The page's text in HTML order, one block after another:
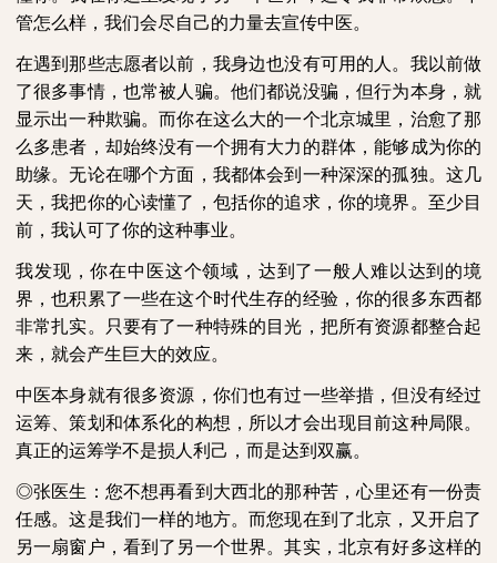
管怎么样，我们会尽自己的力量去宣传中医。
在遇到那些志愿者以前，我身边也没有可用的人。我以前做
了很多事情，也常被人骗。他们都说没骗，但行为本身，就
显示出一种欺骗。而你在这么大的一个北京城里，治愈了那
么多患者，却始终没有一个拥有大力的群体，能够成为你的
助缘。无论在哪个方面，我都体会到一种深深的孤独。这几
天，我把你的心读懂了，包括你的追求，你的境界。至少目
前，我认可了你的这种事业。
我发现，你在中医这个领域，达到了一般人难以达到的境
界，也积累了一些在这个时代生存的经验，你的很多东西都
非常扎实。只要有了一种特殊的目光，把所有资源都整合起
来，就会产生巨大的效应。
中医本身就有很多资源，你们也有过一些举措，但没有经过
运筹、策划和体系化的构想，所以才会出现目前这种局限。
真正的运筹学不是损人利己，而是达到双赢。
◎张医生：您不想再看到大西北的那种苦，心里还有一份责
任感。这是我们一样的地方。而您现在到了北京，又开启了
另一扇窗户，看到了另一个世界。其实，北京有好多这样的